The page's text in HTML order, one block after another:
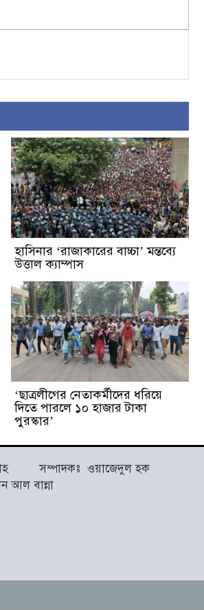
হাসিনার ‘রাজাকারের বাচ্চা’ মন্তব্যে
উত্তাল ক্যাম্পাস
‘ছাত্রলীগের নেতাকর্মীদের ধরিয়ে
দিতে পারলে ১০ হাজার টাকা
পুরস্কার’
সম্পাদকঃ ওয়াজেদুল হক
আল বান্না